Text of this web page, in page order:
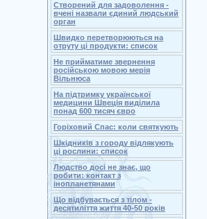
Створений для задоволення -
вчені назвали єдиний людський
орган
Швидко перетворюються на
отруту ці продукти: список
Не прийматиме звернення
російською мовою мерія
Вільнюса
На підтримку української
медицини Швеція виділила
понад 600 тисяч євро
Горіховий Спас: коли святкують
Шкідників з городу відлякують
ці рослини: список
Людство досі не знає, що
робити: контакт з
інопланетянами
Що відбувається з тілом -
десятиліття життя 40-50 років